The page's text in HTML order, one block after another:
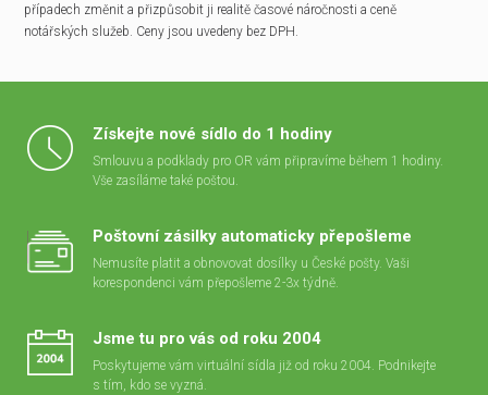
případech změnit a přizpůsobit ji realitě časové náročnosti a ceně
notářských služeb. Ceny jsou uvedeny bez DPH.
Získejte nové sídlo do 1 hodiny
Smlouvu a podklady pro OR vám připravíme během 1 hodiny.
Vše zasíláme také poštou.
Poštovní zásilky automaticky přepošleme
Nemusíte platit a obnovovat dosílky u České pošty. Vaši
korespondenci vám přepošleme 2-3x týdně.
Jsme tu pro vás od roku 2004
Poskytujeme vám virtuální sídla již od roku 2004. Podnikejte
s tím, kdo se vyzná.